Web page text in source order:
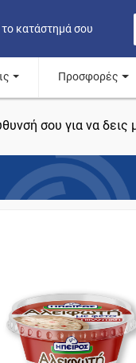
κατάστημά σου
Προσφορές
σου για να